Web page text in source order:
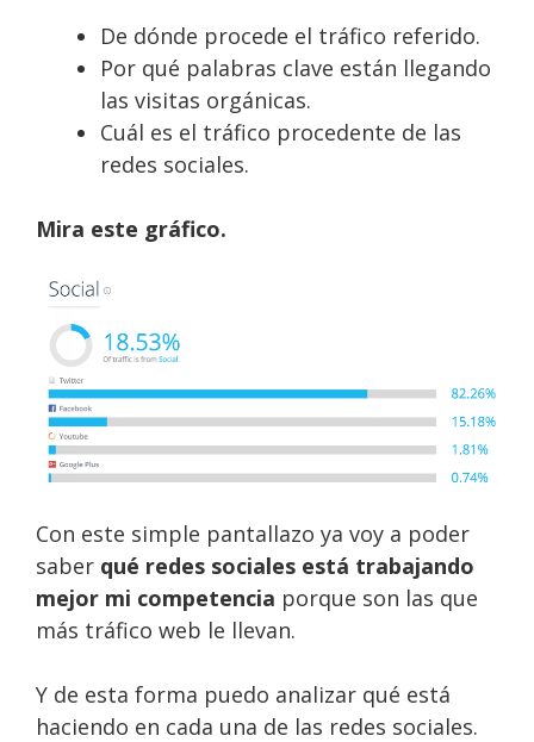
De dónde procede el tráfico referido.
Por qué palabras clave están llegando
las visitas orgánicas.
Cuál es el tráfico procedente de las
redes sociales.
Mira este gráfico.
Con este simple pantallazo ya voy a poder
saber qué redes sociales está trabajando
mejor mi competencia porque son las que
más tráfico web le llevan.
Y de esta forma puedo analizar qué está
haciendo en cada una de las redes sociales.